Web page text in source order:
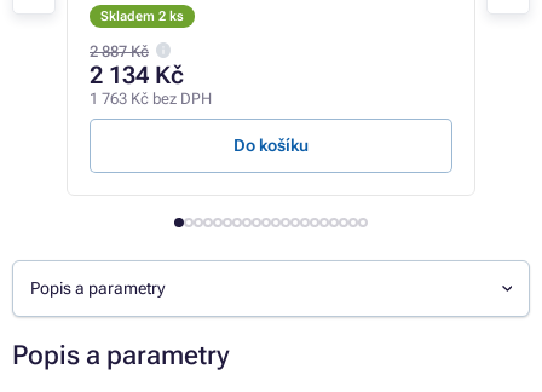
Skladem 2 ks
2 887 Kč
2 134 Kč
1 763 Kč bez DPH
Do košíku
Popis a parametry
Popis a parametry